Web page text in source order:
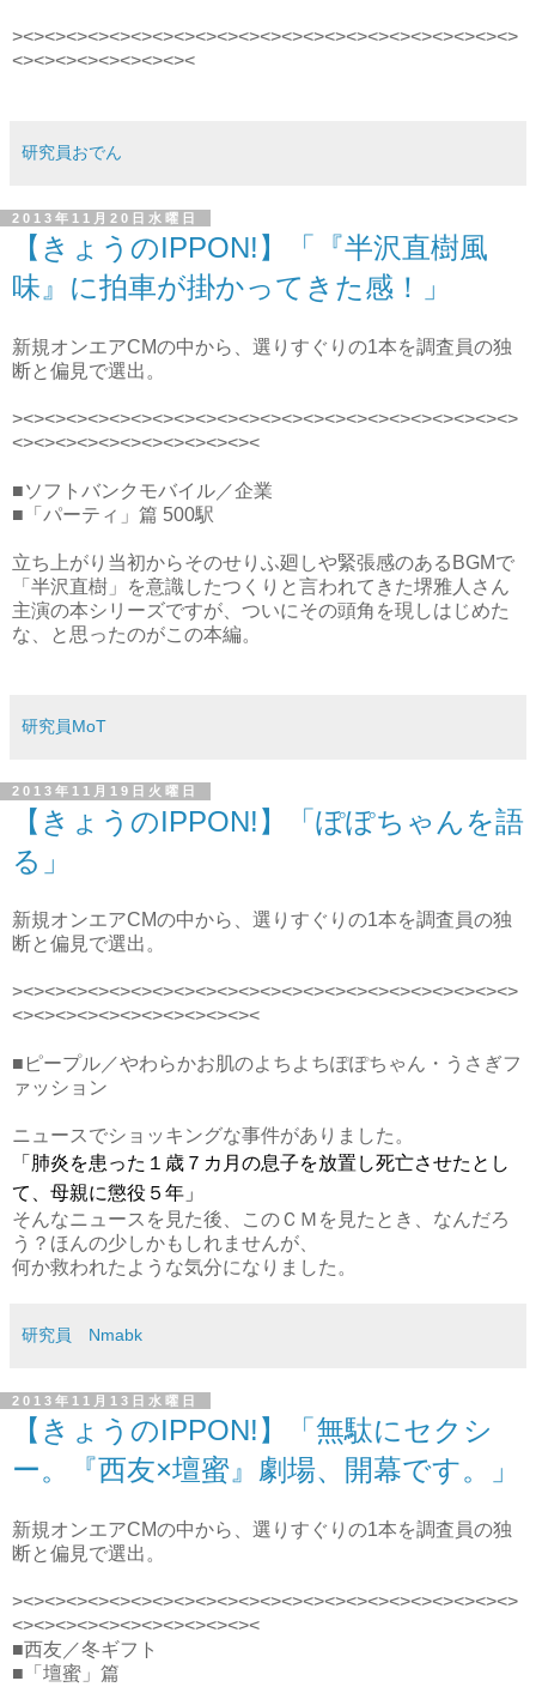
><><><><><><><><><><><><><><><><><><><><><><><>
<><><><><><><><><
研究員おでん
2013年11月20日水曜日
【きょうのIPPON!】「『半沢直樹風
味』に拍車が掛かってきた感！」
新規オンエアCMの中から、選りすぐりの1本を調査員の独
断と偏見で選出。
><><><><><><><><><><><><><><><><><><><><><><><>
<><><><><><><><><><><><
■ソフトバンクモバイル／企業
■「パーティ」篇 500駅
立ち上がり当初からそのせりふ廻しや緊張感のあるBGMで
「半沢直樹」を意識したつくりと言われてきた堺雅人さん
主演の本シリーズですが、ついにその頭角を現しはじめた
な、と思ったのがこの本編。
研究員MoT
2013年11月19日火曜日
【きょうのIPPON!】「ぽぽちゃんを語
る」
新規オンエアCMの中から、選りすぐりの1本を調査員の独
断と偏見で選出。
><><><><><><><><><><><><><><><><><><><><><><><>
<><><><><><><><><><><><
■ピープル／やわらかお肌のよちよちぽぽちゃん・うさぎフ
ァッション
ニュースでショッキングな事件がありました。
「肺炎を患った１歳７カ月の息子を放置し死亡させたとし
て、母親に懲役５年」
そんなニュースを見た後、このＣＭを見たとき、なんだろ
う？ほんの少しかもしれませんが、
何か救われたような気分になりました。
研究員 Nmabk
2013年11月13日水曜日
【きょうのIPPON!】「無駄にセクシ
ー。『西友×壇蜜』劇場、開幕です。」
新規オンエアCMの中から、選りすぐりの1本を調査員の独
断と偏見で選出。
><><><><><><><><><><><><><><><><><><><><><><><>
<><><><><><><><><><><><
■西友／冬ギフト
■「壇蜜」篇